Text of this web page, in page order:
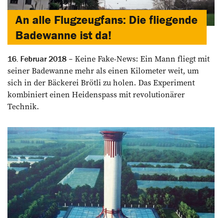
An alle Flugzeugfans: Die fliegende
Badewanne ist da!
16. Februar 2018
Keine Fake-News: Ein Mann fliegt mit
seiner Badewanne mehr als einen Kilometer weit, um
sich in der Bäckerei Brötli zu holen. Das Experiment
kombiniert einen Heidenspass mit revolutionärer
Technik.